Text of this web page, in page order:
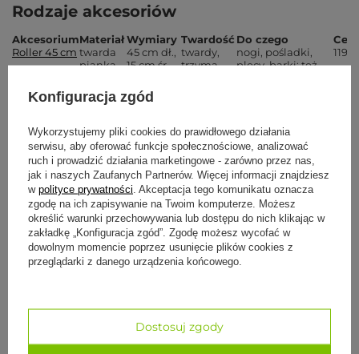
Rodzaje akcesoriów
AkcesoriumMateriałWymiary Twardość Do czego
Roller 45 cm twarda
pianka
45 cm dł.,
15 cm śr.
twardy,
trzyma
nogi, pośladki,
plecy, barki; też
119 zł
Mini roller
SPIKE
kolcami
16 cm dł.,
6,5 cm śr.
Piłka PeanutPVC,
wypustki
13,5 ×
6,5/4,5 cm
średnia
plecy, kark,
mięśnie
przykręgosłupowe
Patyk
drewniany
twarde
drewno
14 × 5 cm
bardzo
twardy
stopy, punkty
spustowe, barki,
nogi
Przyrząd „T"
twarde
drewno
11 × 10 cm bardzo
twardy
barki, nogi, plecy
— silny,
kierunkowy
nacisk
Kamienie na
zimno
biały
marmur,
duże
8,5×5,5×1,8
6,7×4,5×1,8
cm, małe
4×3×0,9
cm
gładkie,
chłodzące
schłodzenie,
Konfiguracja zgód
Wykorzystujemy pliki cookies do prawidłowego działania
serwisu, aby oferować funkcje społecznościowe, analizować
ruch i prowadzić działania marketingowe - zarówno przez nas,
jak i naszych Zaufanych Partnerów. Więcej informacji znajdziesz
w polityce prywatności . Akceptacja tego komunikatu oznacza
zgodę na ich zapisywanie na Twoim komputerze. Możesz
określić warunki przechowywania lub dostępu do nich klikając w
zakładkę „Konfiguracja zgód”. Zgodę możesz wycofać w
dowolnym momencie poprzez usunięcie plików cookies z
przeglądarki z danego urządzenia końcowego.
Dostosuj zgody